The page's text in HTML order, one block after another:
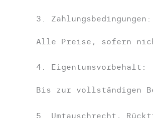
3. Zahlungsbedingungen:
Alle Preise, sofern
4. Eigentumsvorbehalt:
Bis zur vollständigen
5. Umtauschrecht,